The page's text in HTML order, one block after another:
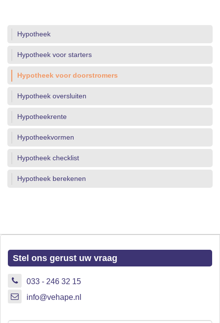
Hypotheek
Hypotheek voor starters
Hypotheek voor doorstromers
Hypotheek oversluiten
Hypotheekrente
Hypotheekvormen
Hypotheek checklist
Hypotheek berekenen
Stel ons gerust uw vraag
033 - 246 32 15
info@vehape.nl